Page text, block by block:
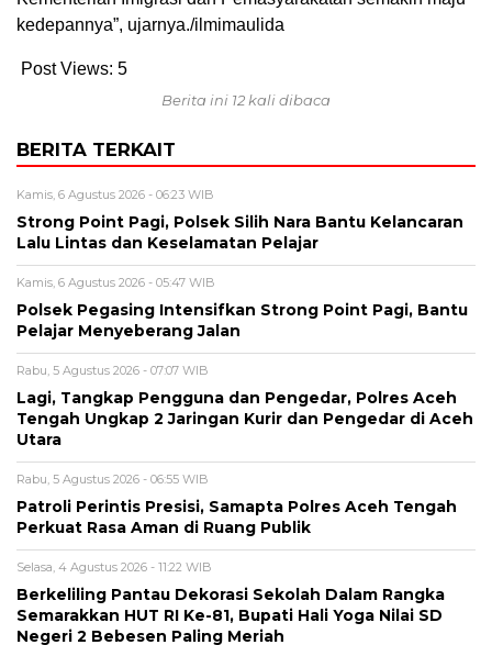
kedepannya”, ujarnya./ilmimaulida
Post Views: 5
Berita ini 12 kali dibaca
BERITA TERKAIT
Kamis, 6 Agustus 2026 - 06:23 WIB
Strong Point Pagi, Polsek Silih Nara Bantu Kelancaran
Lalu Lintas dan Keselamatan Pelajar
Kamis, 6 Agustus 2026 - 05:47 WIB
Polsek Pegasing Intensifkan Strong Point Pagi, Bantu
Pelajar Menyeberang Jalan
Rabu, 5 Agustus 2026 - 07:07 WIB
Lagi, Tangkap Pengguna dan Pengedar, Polres Aceh
Tengah Ungkap 2 Jaringan Kurir dan Pengedar di Aceh
Utara
Rabu, 5 Agustus 2026 - 06:55 WIB
Patroli Perintis Presisi, Samapta Polres Aceh Tengah
Perkuat Rasa Aman di Ruang Publik
Selasa, 4 Agustus 2026 - 11:22 WIB
Berkeliling Pantau Dekorasi Sekolah Dalam Rangka
Semarakkan HUT RI Ke-81, Bupati Hali Yoga Nilai SD
Negeri 2 Bebesen Paling Meriah